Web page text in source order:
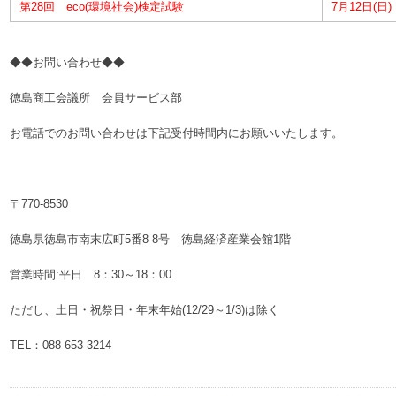
第28回 eco(環境社会)検定試験 7月12日(日)
◆◆お問い合わせ◆◆
徳島商工会議所 会員サービス部
お電話でのお問い合わせは下記受付時間内にお願いいたします。
〒770-8530
徳島県徳島市南末広町5番8-8号 徳島経済産業会館1階
営業時間:平日 8：30～18：00
ただし、土日・祝祭日・年末年始(12/29～1/3)は除く
TEL：088-653-3214